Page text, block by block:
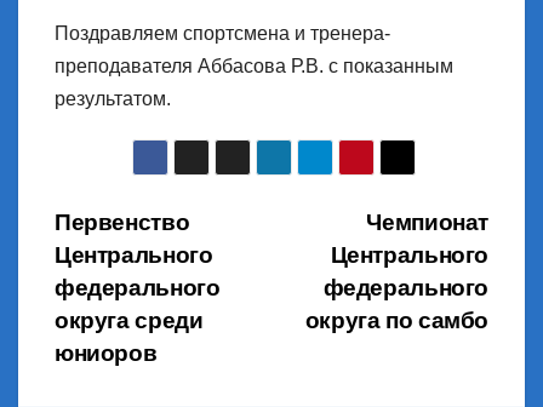
Поздравляем спортсмена и тренера-
преподавателя Аббасова Р.В. с показанным
результатом.
Навигация
по
записям
Чемпионат
Центрального
федерального
округа по самбо
Первенство
Центрального
федерального
округа среди
юниоров